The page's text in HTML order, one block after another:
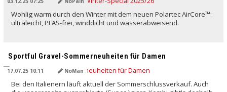
Wohlig warm durch den Winter mit dem neuen Polartec AirCore™:
ultraleicht, PFAS-frei, winddicht und wasserabweisend.
Sportful Gravel-Sommerneuheiten für Damen
17.07.25 10:11 NoMan
Bei den Italienern läuft aktuell der Sommerschlussverkauf. Auch